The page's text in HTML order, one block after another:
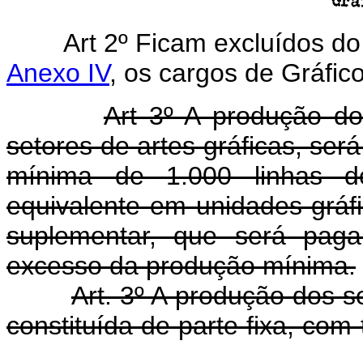
Art 2º Ficam excluídos
Anexo IV, os cargos de
Art 3º A produção
setores de artes gráficas,
mínima de 1.000 linhas
equivalente em unidades-
suplementar, que será
excesso da produção mínima.
Art. 3º A produção dos
constituída de parte fixa,